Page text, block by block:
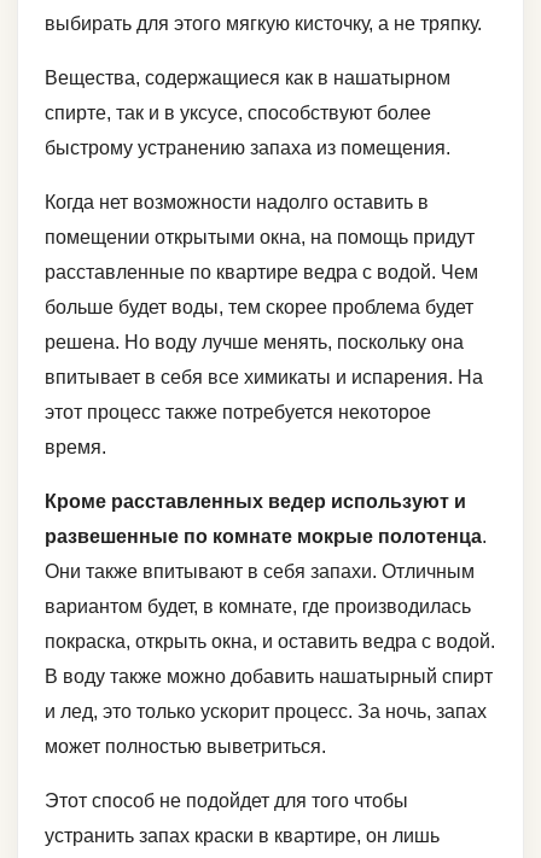
выбирать для этого мягкую кисточку, а не тряпку.
Вещества, содержащиеся как в нашатырном
спирте, так и в уксусе, способствуют более
быстрому устранению запаха из помещения.
Когда нет возможности надолго оставить в
помещении открытыми окна, на помощь придут
расставленные по квартире ведра с водой. Чем
больше будет воды, тем скорее проблема будет
решена. Но воду лучше менять, поскольку она
впитывает в себя все химикаты и испарения. На
этот процесс также потребуется некоторое
время.
Кроме расставленных ведер используют и
развешенные по комнате мокрые полотенца.
Они также впитывают в себя запахи. Отличным
вариантом будет, в комнате, где производилась
покраска, открыть окна, и оставить ведра с водой.
В воду также можно добавить нашатырный спирт
и лед, это только ускорит процесс. За ночь, запах
может полностью выветриться.
Этот способ не подойдет для того чтобы
устранить запах краски в квартире, он лишь